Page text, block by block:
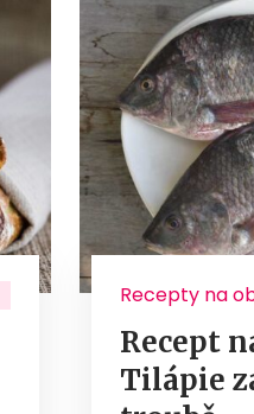
Recepty na
Recept
Tilápie